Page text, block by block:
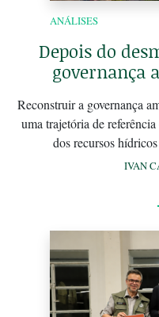
ANÁLISES
Depois do
governança
Reconstruir a governança
uma trajetória de
dos recursos
IVAN